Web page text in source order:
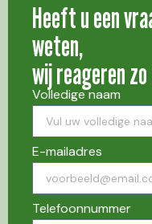
Heeft u een
weten,
wij reageren
Volledige naam
E-mailadres
Telefoonnummer